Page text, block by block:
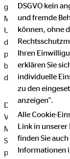
geltenden
Mittels dieser
Unternehmen die
der von uns
betroffene
die ihnen
Die OVB
Verantwortlicher
Maßnahmen
Schutz der über
DSGVO kein
und fremde
können, ohne
Ihren
erklären Sie
individuelle
zu den
anzeigen".
Alle Cookie-
Link in
finden Sie
Informationen